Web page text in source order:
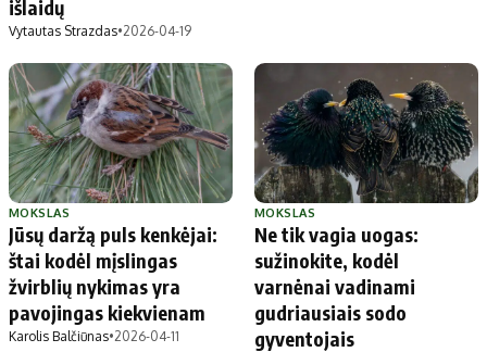
išlaidų
Vytautas Strazdas•2026-04-19
MOKSLAS
Jūsų daržą puls kenkėjai:
štai kodėl mįslingas
žvirblių nykimas yra
pavojingas kiekvienam
Karolis Balčiūnas•2026-04-11
MOKSLAS
Ne tik vagia uogas:
sužinokite, kodėl
varnėnai vadinami
gudriausiais sodo
gyventojais